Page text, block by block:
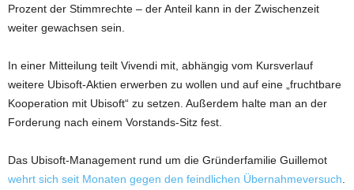
Prozent der Stimmrechte – der Anteil kann in der Zwischenzeit
weiter gewachsen sein.
In einer Mitteilung teilt Vivendi mit, abhängig vom Kursverlauf
weitere Ubisoft-Aktien erwerben zu wollen und auf eine „fruchtbare
Kooperation mit Ubisoft“ zu setzen. Außerdem halte man an der
Forderung nach einem Vorstands-Sitz fest.
Das Ubisoft-Management rund um die Gründerfamilie Guillemot
wehrt sich seit Monaten gegen den feindlichen Übernahmeversuch